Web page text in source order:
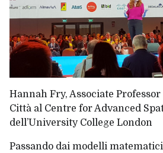
Hannah Fry, Associate
Città al Centre for Advanced
dell’University College London
Passando dai modelli